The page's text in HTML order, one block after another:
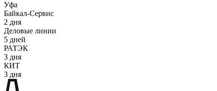
Уфа
Байкал-Сервис
2 дня
Деловые линии
5 дней
РАТЭК
3 дня
КИТ
3 дня